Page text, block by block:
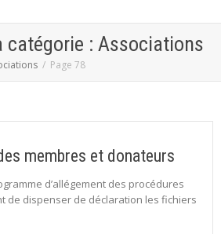
catégorie : Associations
Page 78
membres et donateurs
d’allégement des procédures
de dispenser de déclaration les fichiers